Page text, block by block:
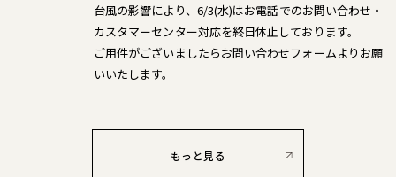
台風の影響により、6/3(水)はお電話でのお問い合わせ・
カスタマーセンター対応を終日休止しております。
ご用件がございましたらお問い合わせフォームよりお願
いいたします。
もっと見る